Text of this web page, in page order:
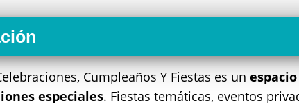
Cumpleaños Y Fiestas es un
especiales. Fiestas temáticas, eventos